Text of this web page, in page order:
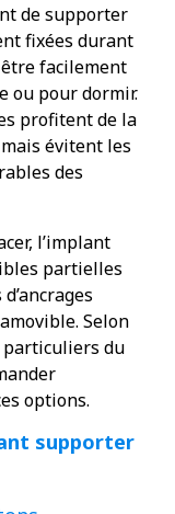
de supporter
fixées durant
facilement
ou pour dormir.
profitent de la
évitent les
des
l’implant
partielles
Selon
particuliers du
options.
supporter